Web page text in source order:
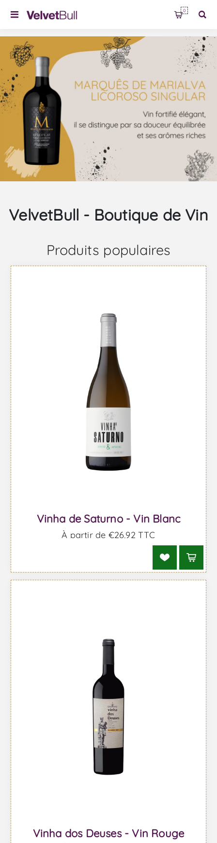
0
VelvetBull - Boutique de Vin
Produits populaires
Vinha de Saturno - Vin Blanc
À partir de €26,92 TTC
Vinha dos Deuses - Vin Rouge